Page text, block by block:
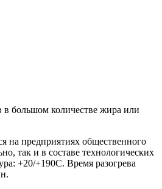
в большом количестве жира или
на предприятиях общественного
так и в составе технологических
+20/+190С. Время разогрева